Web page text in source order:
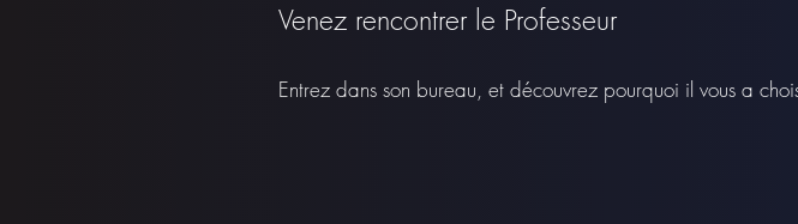
Venez rencontrer le Professeur
Entrez dans son bureau, et découvrez pourquoi il vous a